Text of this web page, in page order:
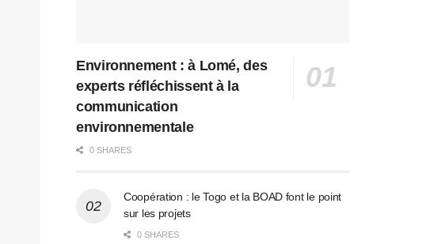
Environnement : à Lomé, des
experts réfléchissent à la
communication
environnementale
0 SHARES
Coopération : le Togo et la BOAD font le point
sur les projets
0 SHARES